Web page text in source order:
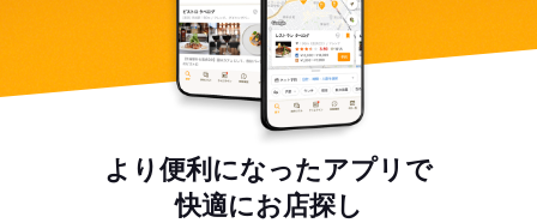
より便利になったアプリで
快適にお店探し